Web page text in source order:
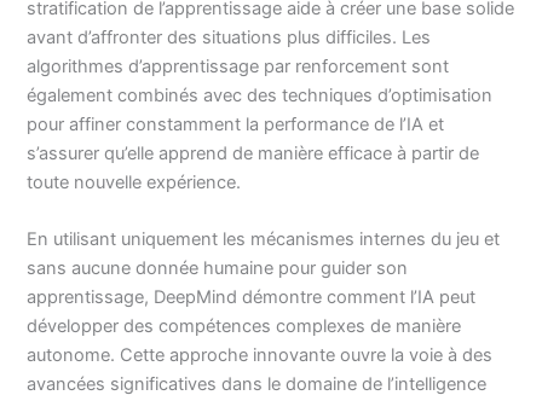
stratification de l’apprentissage aide à créer une base solide
avant d’affronter des situations plus difficiles. Les
algorithmes d’apprentissage par renforcement sont
également combinés avec des techniques d’optimisation
pour affiner constamment la performance de l’IA et
s’assurer qu’elle apprend de manière efficace à partir de
toute nouvelle expérience.
En utilisant uniquement les mécanismes internes du jeu et
sans aucune donnée humaine pour guider son
apprentissage, DeepMind démontre comment l’IA peut
développer des compétences complexes de manière
autonome. Cette approche innovante ouvre la voie à des
avancées significatives dans le domaine de l’intelligence